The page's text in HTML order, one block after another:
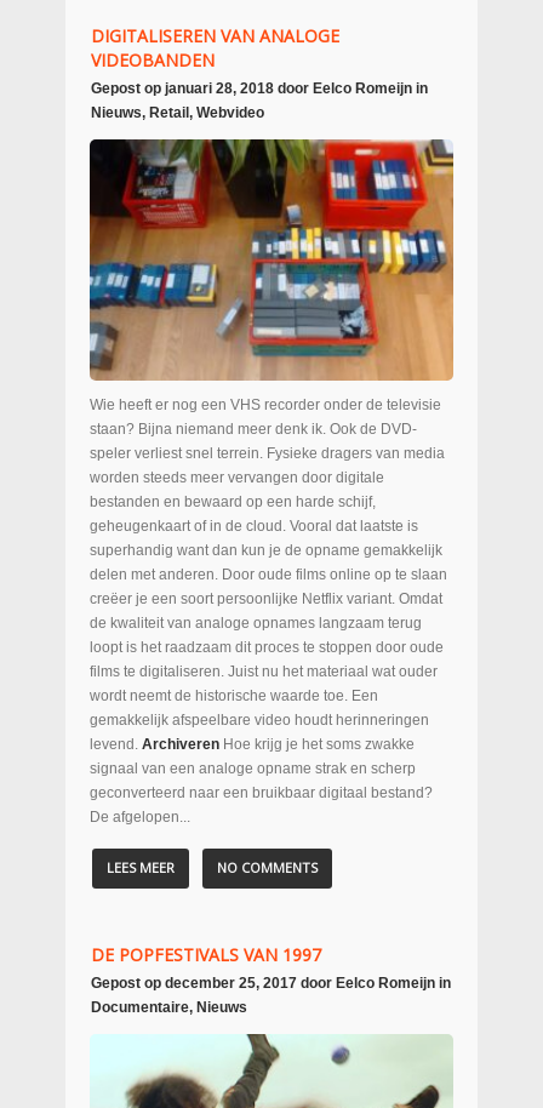
DIGITALISEREN VAN ANALOGE
VIDEOBANDEN
Gepost op januari 28, 2018 door Eelco Romeijn in
Nieuws, Retail , Webvideo
Wie heeft er nog een VHS recorder onder de televisie
staan? Bijna niemand meer denk ik. Ook de DVD-
speler verliest snel terrein. Fysieke dragers van media
worden steeds meer vervangen door digitale
bestanden en bewaard op een harde schijf,
geheugenkaart of in de cloud. Vooral dat laatste is
superhandig want dan kun je de opname gemakkelijk
delen met anderen. Door oude films online op te slaan
creëer je een soort persoonlijke Netflix variant. Omdat
de kwaliteit van analoge opnames langzaam terug
loopt is het raadzaam dit proces te stoppen door oude
films te digitaliseren. Juist nu het materiaal wat ouder
wordt neemt de historische waarde toe. Een
gemakkelijk afspeelbare video houdt herinneringen
levend. Archiveren Hoe krijg je het soms zwakke
signaal van een analoge opname strak en scherp
geconverteerd naar een bruikbaar digitaal bestand?
De afgelopen...
LEES MEER NO COMMENTS
DE POPFESTIVALS VAN 1997
Gepost op december 25, 2017 door Eelco Romeijn in
Documentaire, Nieuws